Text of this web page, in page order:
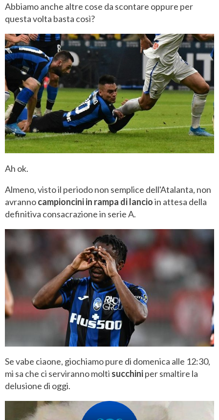
Abbiamo anche altre cose da scontare oppure per
questa volta basta così?
Ah ok.
Almeno, visto il periodo non semplice dell'Atalanta, non
avrannocampioncini in rampa di lancioin attesa della
definitiva consacrazione in serie A.
Se vabe ciaone, giochiamo pure di domenica alle 12:30,
mi sa che ci serviranno molti succhiniper smaltire la
delusione di oggi.